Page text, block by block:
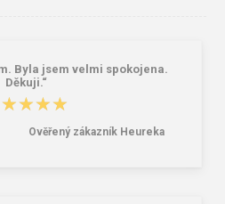
Daiber JN 756 Pánská mikina s
Byla jsem velmi spokojena.
Děkuji.“
Ověřený zákazník Heureka